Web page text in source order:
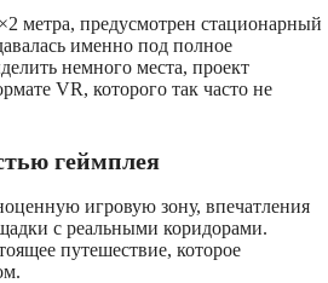
метра, предусмотрен стационарный
именно под полное
немного места, проект
VR, которого так часто не
геймплея
игровую зону, впечатления
с реальными коридорами.
путешествие, которое